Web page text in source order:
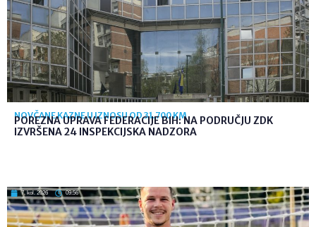
NOVČANE KAZNE U IZNOSU OD 31.700 KM
POREZNA UPRAVA FEDERACIJE BIH: NA PODRUČJU ZDK
IZVRŠENA 24 INSPEKCIJSKA NADZORA
7. kol. 2026 09:56